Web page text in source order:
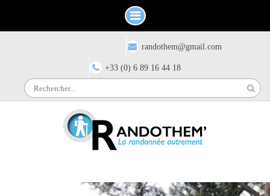
randothem@gmail.com
+33 (0) 6 89 16 44 18
for: